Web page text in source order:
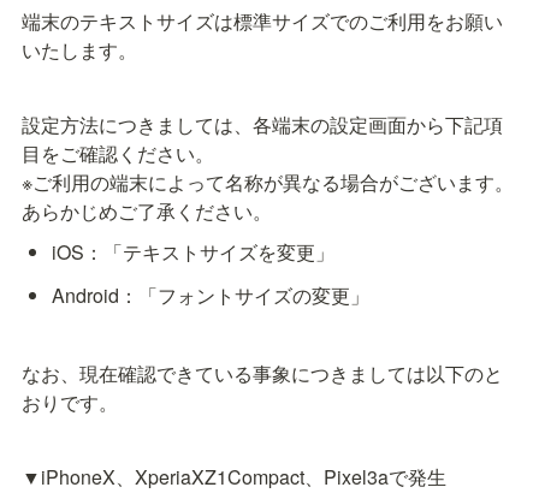
端末のテキストサイズは標準サイズでのご利用をお願い
いたします。
設定方法につきましては、各端末の設定画面から下記項
目をご確認ください。
※ご利用の端末によって名称が異なる場合がございます。
あらかじめご了承ください。
iOS：「テキストサイズを変更」
Android：「フォントサイズの変更」
なお、現在確認できている事象につきましては以下のと
おりです。
▼iPhoneX、XperiaXZ1Compact、Pixel3aで発生